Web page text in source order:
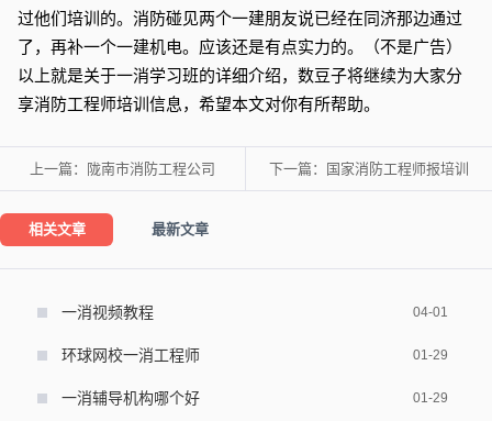
过他们培训的。消防碰见两个一建朋友说已经在同济那边通过
了，再补一个一建机电。应该还是有点实力的。（不是广告）
以上就是关于一消学习班的详细介绍，数豆子将继续为大家分
享消防工程师培训信息，希望本文对你有所帮助。
上一篇： 陇南市消防工程公司 下一篇： 国家消防工程师报培训
相关文章 最新文章
一消视频教程 04-01
环球网校一消工程师 01-29
一消辅导机构哪个好 01-29